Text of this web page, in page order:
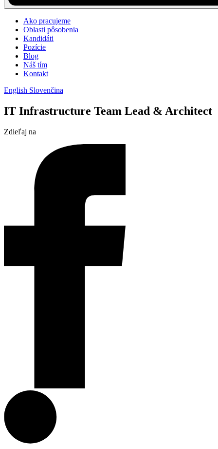
Ako pracujeme
Oblasti pôsobenia
Kandidáti
Pozície
Blog
Náš tím
Kontakt
English Slovenčina
IT Infrastructure Team Lead & Architect
Zdieľaj na